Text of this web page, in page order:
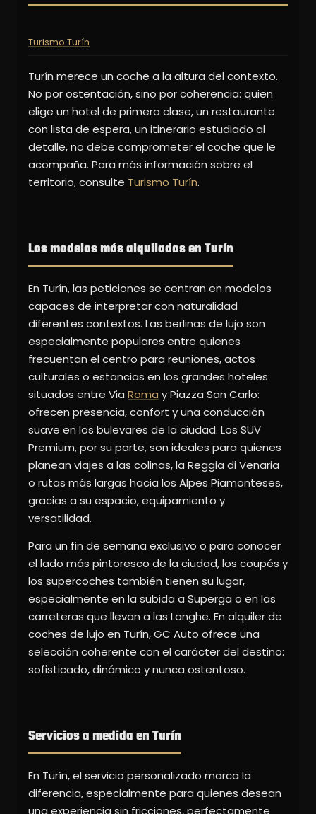
Turismo Turín
Turín merece un coche a la altura del contexto.
No por ostentación, sino por coherencia: quien
elige un hotel de primera clase, un restaurante
con lista de espera, un itinerario estudiado al
detalle, no debe comprometer el coche que le
acompaña. Para más información sobre el
territorio, consulte Turismo Turín.
Los modelos más alquilados en Turín
En Turín, las peticiones se centran en modelos
capaces de interpretar con naturalidad
diferentes contextos. Las berlinas de lujo son
especialmente populares entre quienes
frecuentan el centro para reuniones, actos
culturales o estancias en los grandes hoteles
situados entre Via Roma y Piazza San Carlo:
ofrecen presencia, confort y una conducción
suave en los bulevares de la ciudad. Los SUV
Premium, por su parte, son ideales para quienes
planean viajes a las colinas, la Reggia di Venaria
o rutas más largas hacia los Alpes Piamonteses,
gracias a su espacio, equipamiento y
versatilidad.
Para un fin de semana exclusivo o para conocer
el lado más pintoresco de la ciudad, los coupés y
los supercoches también tienen su lugar,
especialmente en la subida a Superga o en las
carreteras que llevan a las Langhe. En alquiler de
coches de lujo en Turín, GC Auto ofrece una
selección coherente con el carácter del destino:
sofisticado, dinámico y nunca ostentoso.
Servicios a medida en Turín
En Turín, el servicio personalizado marca la
diferencia, especialmente para quienes desean
una experiencia sin fricciones, perfectamente